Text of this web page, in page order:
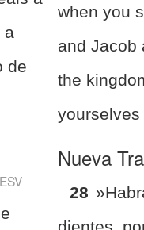
a
de
ESV
when you
and Jacob
the
yourselves
Nueva
28
dientes,